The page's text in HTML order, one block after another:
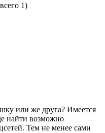
1)
или же друга? Имеется
найти возможно
Тем не менее сами